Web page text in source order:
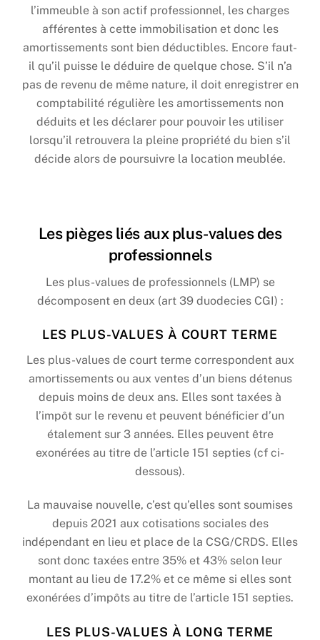
l’immeuble à son actif professionnel, les charges
afférentes à cette immobilisation et donc les
amortissements sont bien déductibles. Encore faut-
il qu’il puisse le déduire de quelque chose. S’il n’a
pas de revenu de même nature, il doit enregistrer en
comptabilité régulière les amortissements non
déduits et les déclarer pour pouvoir les utiliser
lorsqu’il retrouvera la pleine propriété du bien s’il
décide alors de poursuivre la location meublée.
Les pièges liés aux plus-values des
professionnels
Les plus-values de professionnels (LMP) se
décomposent en deux (art 39 duodecies CGI) :
LES PLUS-VALUES À COURT TERME
Les plus-values de court terme correspondent aux
amortissements ou aux ventes d’un biens détenus
depuis moins de deux ans. Elles sont taxées à
l’impôt sur le revenu et peuvent bénéficier d’un
étalement sur 3 années. Elles peuvent être
exonérées au titre de l’article 151 septies (cf ci-
dessous).
La mauvaise nouvelle, c’est qu’elles sont soumises
depuis 2021 aux cotisations sociales des
indépendant en lieu et place de la CSG/CRDS. Elles
sont donc taxées entre 35% et 43% selon leur
montant au lieu de 17.2% et ce même si elles sont
exonérées d’impôts au titre de l’article 151 septies.
LES PLUS-VALUES À LONG TERME